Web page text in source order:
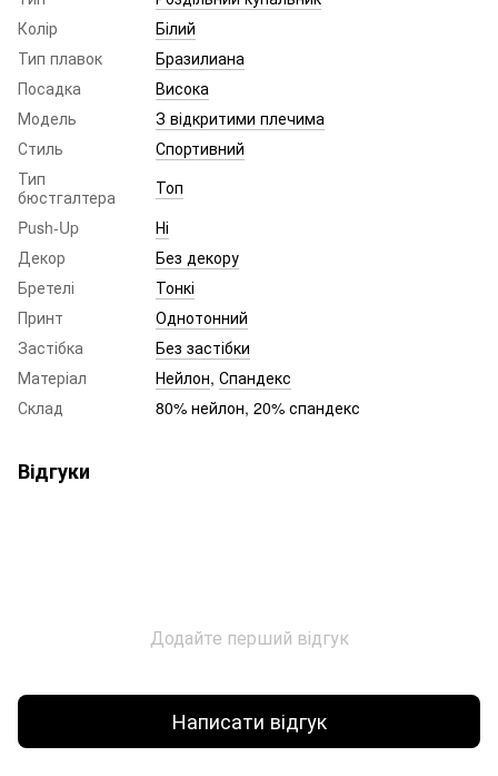
Колір
Білий
Тип плавок
Бразилиана
Посадка
Висока
Модель
З відкритими плечима
Стиль
Спортивний
Тип
бюстгалтера
Топ
Push-Up
Ні
Декор
Без декору
Бретелі
Тонкі
Принт
Однотонний
Застібка
Без застібки
Матеріал
Нейлон, Спандекс
Склад
80% нейлон, 20% спандекс
Відгуки
Додайте перший відгук
Написати відгук